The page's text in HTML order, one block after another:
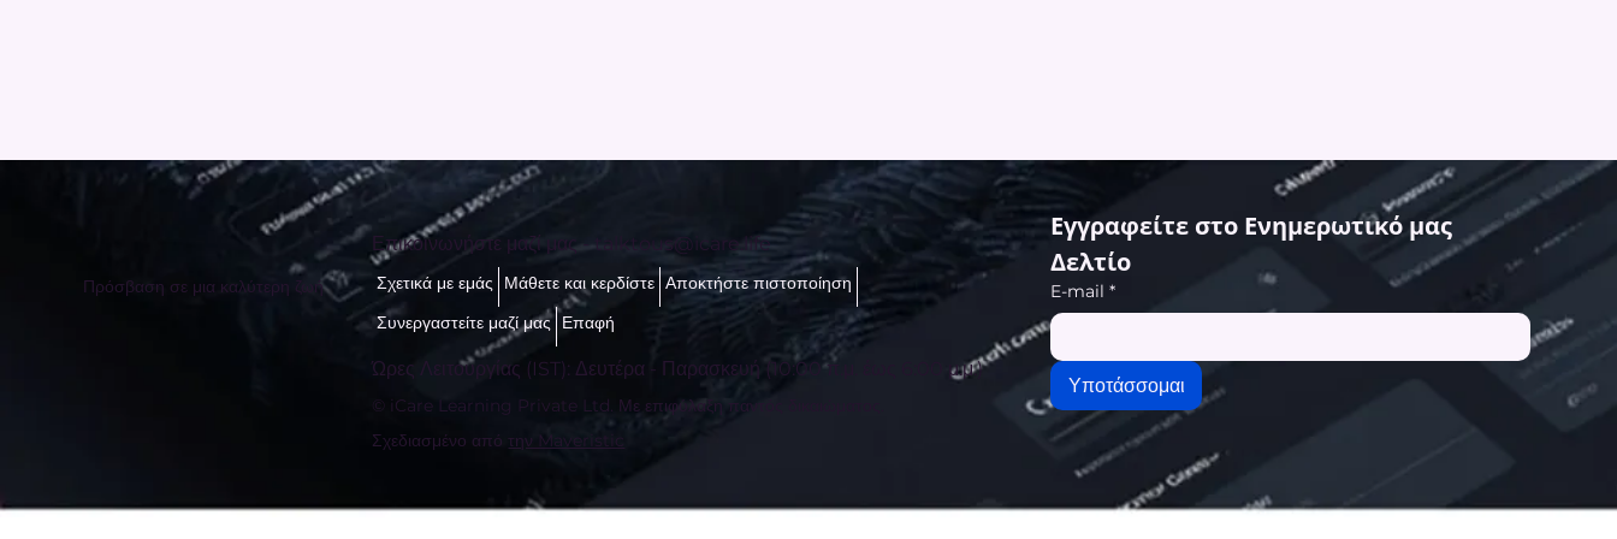
Πρόσβαση σε μια καλύτερη ζωή
Επικοινωνήστε μαζί μας - talktous@icare.life
Σχετικά με εμάς Μάθετε και κερδίστε Αποκτήστε πιστοποίηση
Συνεργαστείτε μαζί μας Επαφή
Ώρες Λειτουργίας (IST): Δευτέρα - Παρασκευή (10:00 π.μ. έως 6:00 μ.μ.)
© iCare Learning Private Ltd. Με επιφύλαξη παντός δικαιώματος.
Σχεδιασμένο από την Maveristic
Εγγραφείτε στο Ενημερωτικό μας
Δελτίο
E-mail *
Υποτάσσομαι